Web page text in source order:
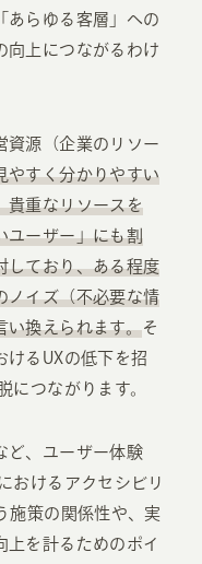
あらゆる客層」への
向上につながるわけ
資源（企業のリソー
やすく分かりやすい
貴重なリソースを
ユーザー」にも割
しており、ある程度
ノイズ（不必要な情
い換えられます。そ
けるUXの低下を招
につながります。
ど、ユーザー体験
おけるアクセシビリ
施策の関係性や、実
上を計るためのポイ